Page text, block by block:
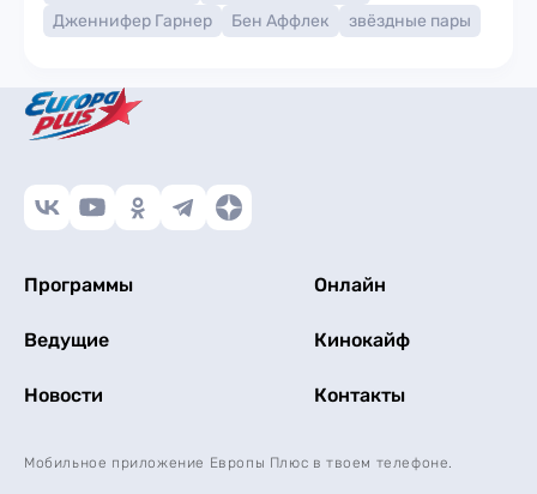
Дженнифер Гарнер
Бен Аффлек звёздные пары
Программы Онлайн
Ведущие Кинокайф
Новости Контакты
Мобильное приложение Европы Плюс в твоем телефоне.